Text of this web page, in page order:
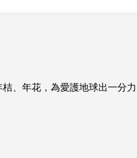
、年花，為愛護地球出一分力